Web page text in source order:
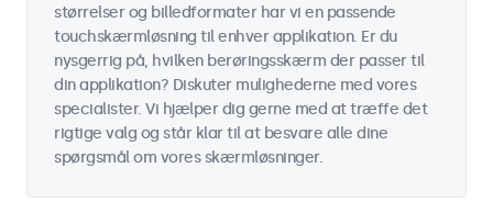
størrelser og billedformater har vi en passende
touchskærmløsning til enhver applikation. Er du
nysgerrig på, hvilken berøringsskærm der passer til
din applikation? Diskuter mulighederne med vores
specialister. Vi hjælper dig gerne med at træffe det
rigtige valg og står klar til at besvare alle dine
spørgsmål om vores skærmløsninger.